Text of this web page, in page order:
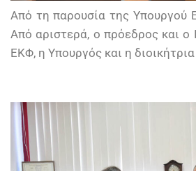
Από τη παρουσία της Υπουργού
Από αριστερά, ο πρόεδρος και ο
ΕΚΦ, η Υπουργός και η